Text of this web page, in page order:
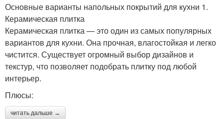
Основные варианты напольных покрытий для кухни 1.
Керамическая плитка
Керамическая плитка — это один из самых популярных
вариантов для кухни. Она прочная, влагостойкая и легко
чистится. Существует огромный выбор дизайнов и
текстур, что позволяет подобрать плитку под любой
интерьер.
Плюсы:
читать дальше →